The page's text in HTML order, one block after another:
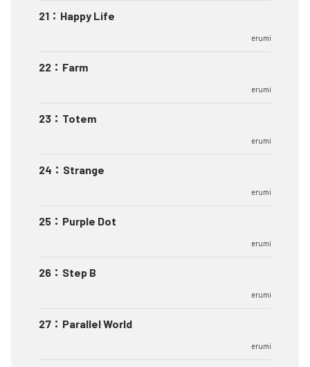
21 ： Happy Life
erumi
22 ： Farm
erumi
23 ： Totem
erumi
24 ： Strange
erumi
25 ： Purple Dot
erumi
26 ： Step B
erumi
27 ： Parallel World
erumi